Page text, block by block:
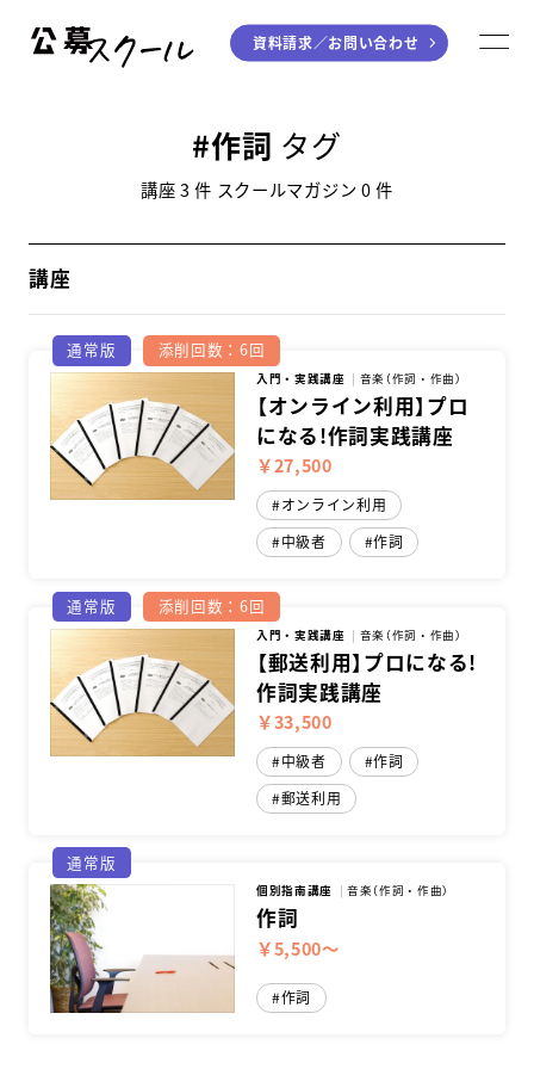
ジャンルから探す
童話
ライティング
川柳・短歌・俳句
学び方から探す
デジタル講座
入門・実践講座
スクールマガジン
コンセプト
受講の流れ
ニュース
資料請求／
資料請求／お問い合わせ
オンライン課題提出
作詞 タグ
講座 3 件 スクールマガジン 0 件
講座
通常版 添削回数：6回
入門・実践講座 音楽（作詞・作曲）
【オンライン利用】プロ
になる!作詞実践講座
￥27,500
オンライン利用
中級者
作詞
通常版 添削回数：6回
入門・実践講座 音楽（作詞・作曲）
【郵送利用】プロになる!
作詞実践講座
￥33,500
中級者
作詞
郵送利用
通常版
個別指南講座 音楽（作詞・作曲）
作詞
￥5,500～
作詞